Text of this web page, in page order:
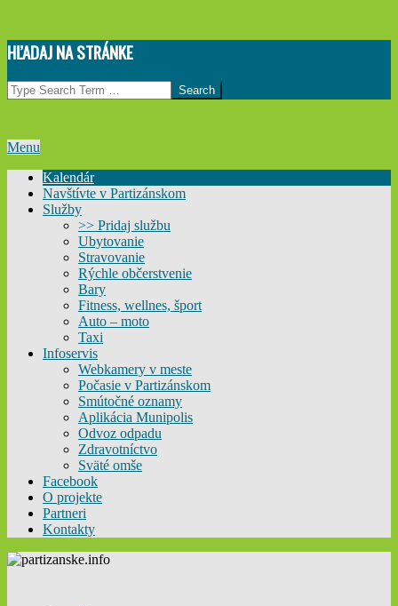
Skip
to
content
HĽADAJ NA STRÁNKE
Search
Primary
Menu
Menu
Kalendár
Navštívte v Partizánskom
Služby
>> Pridaj službu
Ubytovanie
Stravovanie
Rýchle občerstvenie
Bary
Fitness, wellnes, šport
Auto – moto
Taxi
Infoservis
Webkamery v meste
Počasie v Partizánskom
Smútočné oznamy
Aplikácia Munipolis
Odvoz odpadu
Zdravotníctvo
Sväté omše
Facebook
O projekte
Partneri
Kontakty